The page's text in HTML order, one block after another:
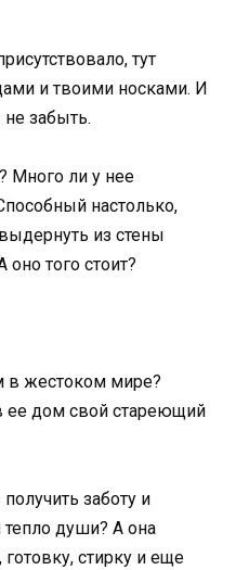
тут
и твоими носками. И
забыть.
Много ли у нее
настолько,
из стены
того стоит?
в жестоком мире?
ее дом свой стареющий
заботу и
души? А она
стирку и еще